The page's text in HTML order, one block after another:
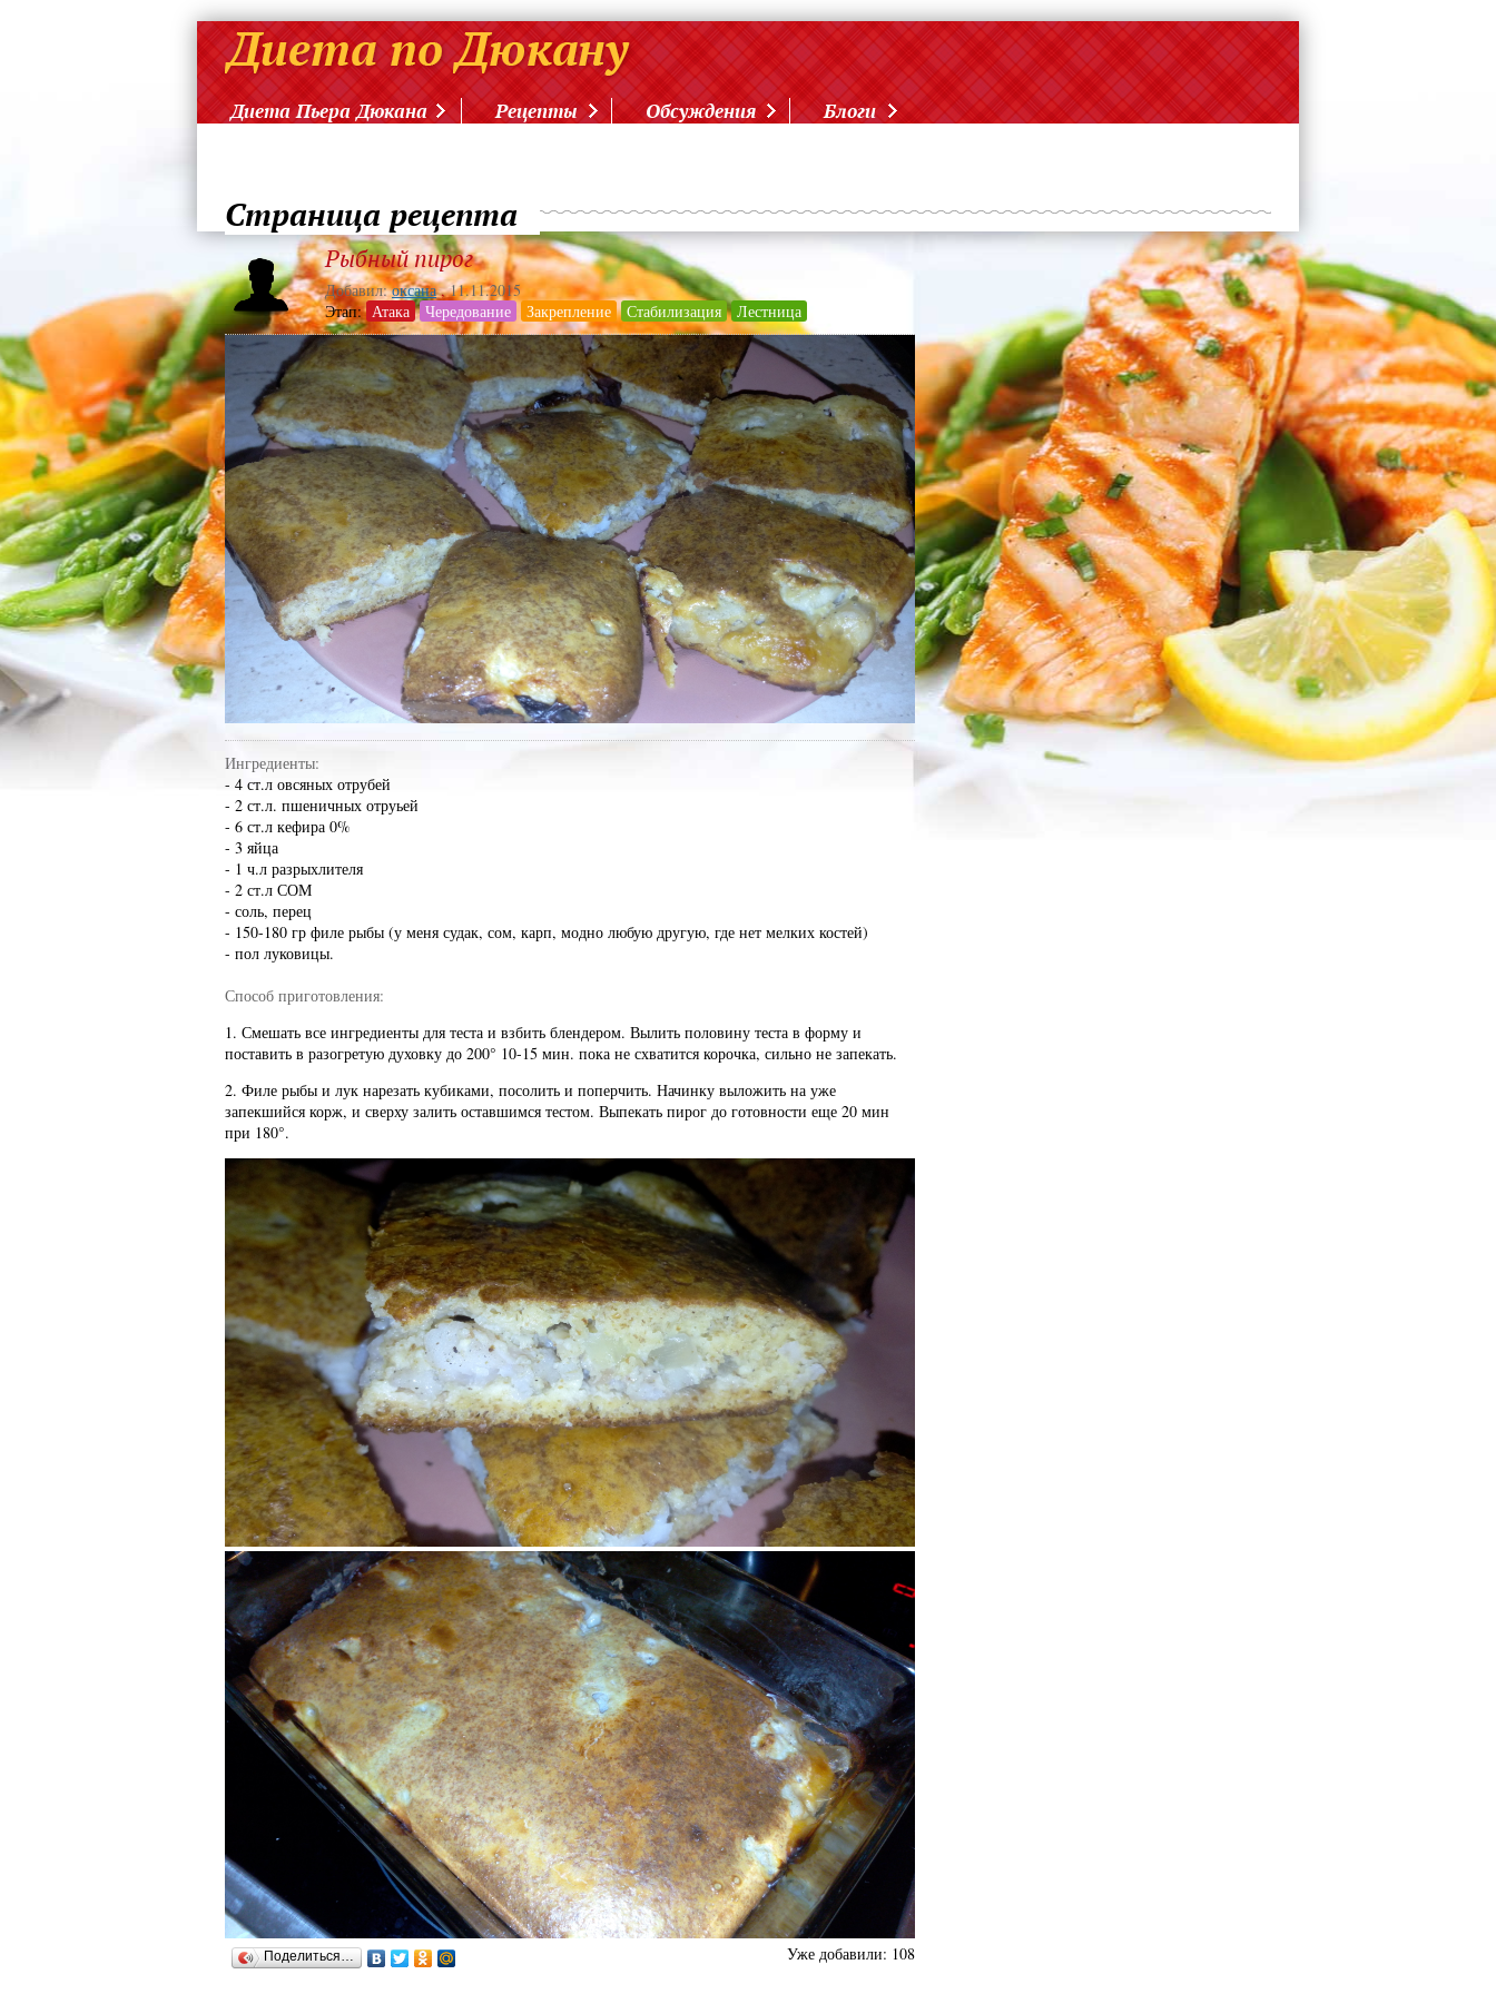
Диета Пьера Дюкана Рецепты Обсуждения Блоги
Страница рецепта
Рыбный пирог
Добавил: оксана, 11.11.2015
Этап: Атака Чередование Закрепление Стабилизация Лестница
Ингредиенты:
- 4 ст.л овсяных отрубей
- 2 ст.л. пшеничных отруьей
- 6 ст.л кефира 0%
- 3 яйца
- 1 ч.л разрыхлителя
- 2 ст.л СОМ
- соль, перец
- 150-180 гр филе рыбы (у меня судак, сом, карп, модно любую другую, где нет мелких костей)
- пол луковицы.
Способ приготовления:
1. Смешать все ингредиенты для теста и взбить блендером. Вылить половину теста в форму и
поставить в разогретую духовку до 200° 10-15 мин. пока не схватится корочка, сильно не запекать.
2. Филе рыбы и лук нарезать кубиками, посолить и поперчить. Начинку выложить на уже
запекшийся корж, и сверху залить оставшимся тестом. Выпекать пирог до готовности еще 20 мин
при 180°.
Поделиться… Уже добавили: 108